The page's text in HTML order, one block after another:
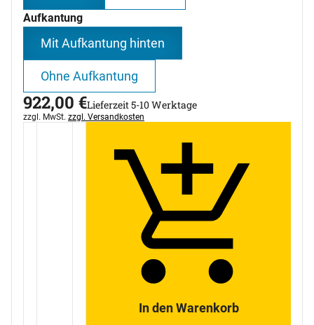
Aufkantung
Mit Aufkantung hinten
Ohne Aufkantung
922,00 €Lieferzeit 5-10 Werktage
Steuerhinweis:
zzgl. MwSt. zzgl. Versandkosten
In den Warenkorb